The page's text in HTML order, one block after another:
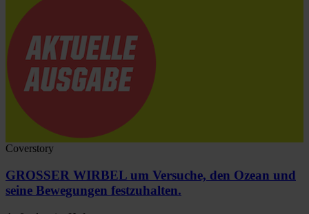
Coverstory
GROSSER WIRBEL um Versuche, den Ozean und
seine Bewegungen festzuhalten.